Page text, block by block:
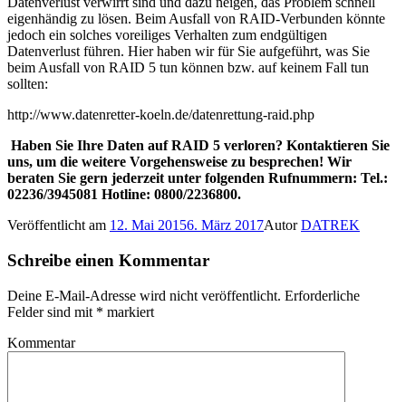
eigenhändig zu lösen. Beim Ausfall von RAID-Verbunden könnte
jedoch ein solches voreiliges Verhalten zum endgültigen
Datenverlust führen. Hier haben wir für Sie aufgeführt, was Sie
beim Ausfall von RAID 5 tun können bzw. auf keinem Fall tun
sollten:
http://www.datenretter-koeln.de/datenrettung-raid.php
Haben Sie Ihre Daten auf RAID 5 verloren? Kontaktieren Sie
uns, um die weitere Vorgehensweise zu besprechen! Wir
beraten Sie gern jederzeit unter folgenden Rufnummern: Tel.:
02236/3945081 Hotline: 0800/2236800.
Veröffentlicht am 12. Mai 20156. März 2017AutorDATREK
Schreibe einen Kommentar
Deine E-Mail-Adresse wird nicht veröffentlicht. Erforderliche
Felder sind mit * markiert
Kommentar